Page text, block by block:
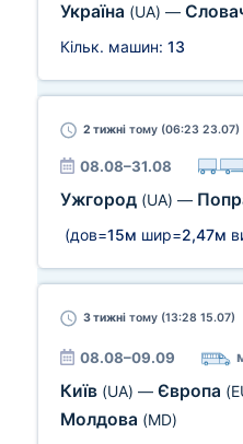
Україна (UA) —
Кільк. машин: 13
2 тижні тому (06:23 23.07)
08.08–31.08
Ужгород (UA) —
(дов=15м шир=2,47м
3 тижні тому (13:28 15.07)
08.08–09.09
Київ (UA) — Європа
Молдова (MD)